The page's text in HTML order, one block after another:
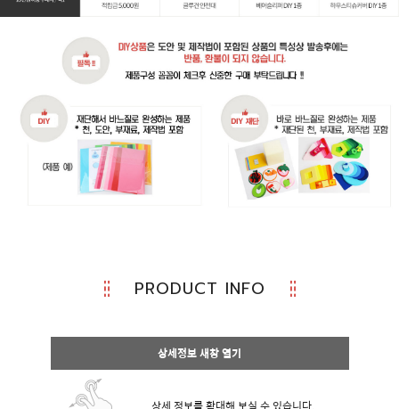
PRODUCT INFO
상세정보 새창 열기
상세 정보를 확대해 보실 수 있습니다.